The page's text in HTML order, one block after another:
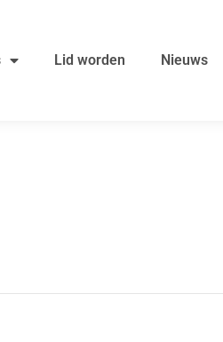
Lid worden Nieuws